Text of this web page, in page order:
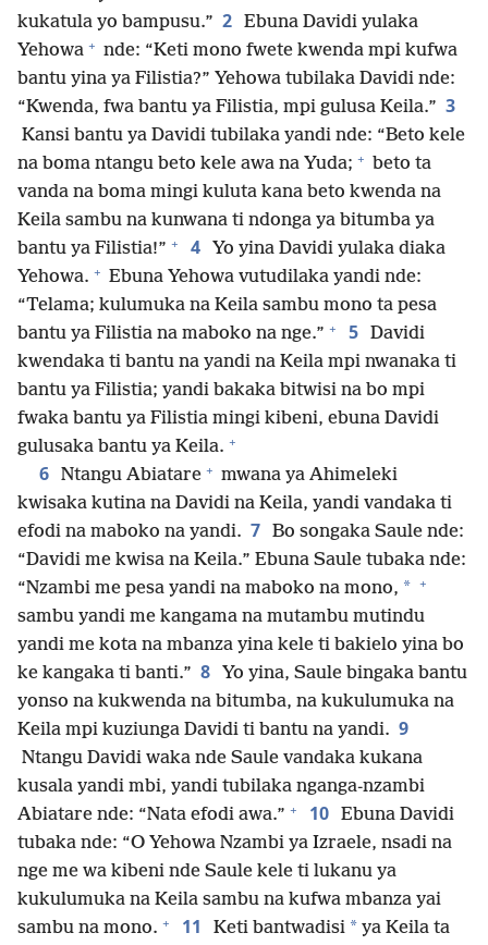
kukatula yo bampusu.” 2 Ebuna Davidi yulaka
Yehowa + nde: “Keti mono fwete kwenda mpi kufwa
bantu yina ya Filistia?” Yehowa tubilaka Davidi nde:
“Kwenda, fwa bantu ya Filistia, mpi gulusa Keila.” 3
Kansi bantu ya Davidi tubilaka yandi nde: “Beto kele
na boma ntangu beto kele awa na Yuda; + beto ta
vanda na boma mingi kuluta kana beto kwenda na
Keila sambu na kunwana ti ndonga ya bitumba ya
bantu ya Filistia!” + 4
Yo yina Davidi yulaka diaka
Yehowa. + Ebuna Yehowa vutudilaka yandi nde:
“Telama; kulumuka na Keila sambu mono ta pesa
bantu ya Filistia na maboko na nge.” + 5 Davidi
kwendaka ti bantu na yandi na Keila mpi nwanaka ti
bantu ya Filistia; yandi bakaka bitwisi na bo mpi
fwaka bantu ya Filistia mingi kibeni, ebuna Davidi
gulusaka bantu ya Keila. +
6 Ntangu Abiatare + mwana ya Ahimeleki
kwisaka kutina na Davidi na Keila, yandi vandaka ti
efodi na maboko na yandi. 7 Bo songaka Saule nde:
“Davidi me kwisa na Keila.” Ebuna Saule tubaka nde:
“Nzambi me pesa yandi na maboko na mono, * +
sambu yandi me kangama na mutambu mutindu
yandi me kota na mbanza yina kele ti bakielo yina bo
ke kangaka ti banti.” 8
Yo yina, Saule bingaka bantu
yonso na kukwenda na bitumba, na kukulumuka na
Keila mpi kuziunga Davidi ti bantu na yandi. 9
Ntangu Davidi waka nde Saule vandaka kukana
kusala yandi mbi, yandi tubilaka nganga-nzambi
Abiatare nde: “Nata efodi awa.” + 10 Ebuna Davidi
tubaka nde: “O Yehowa Nzambi ya Izraele, nsadi na
nge me wa kibeni nde Saule kele ti lukanu ya
kukulumuka na Keila sambu na kufwa mbanza yai
sambu na mono. + 11 Keti bantwadisi * ya Keila ta